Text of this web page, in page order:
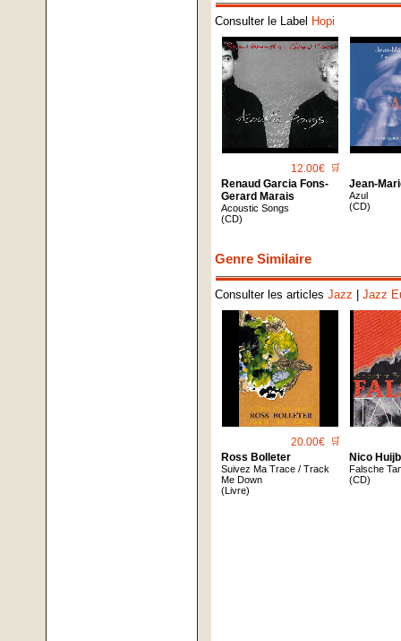
Consulter le Label Hopi
12.00€ 🛒
Renaud Garcia Fons-
Gerard Marais
Acoustic Songs
(CD)
Jean-
Azul
(CD)
Genre Similaire
Consulter les articlesJazz |Jazz
20.00€ 🛒
Ross Bolleter
Suivez Ma Trace / Track
Me Down
(Livre)
Nico
Falsche
(CD)